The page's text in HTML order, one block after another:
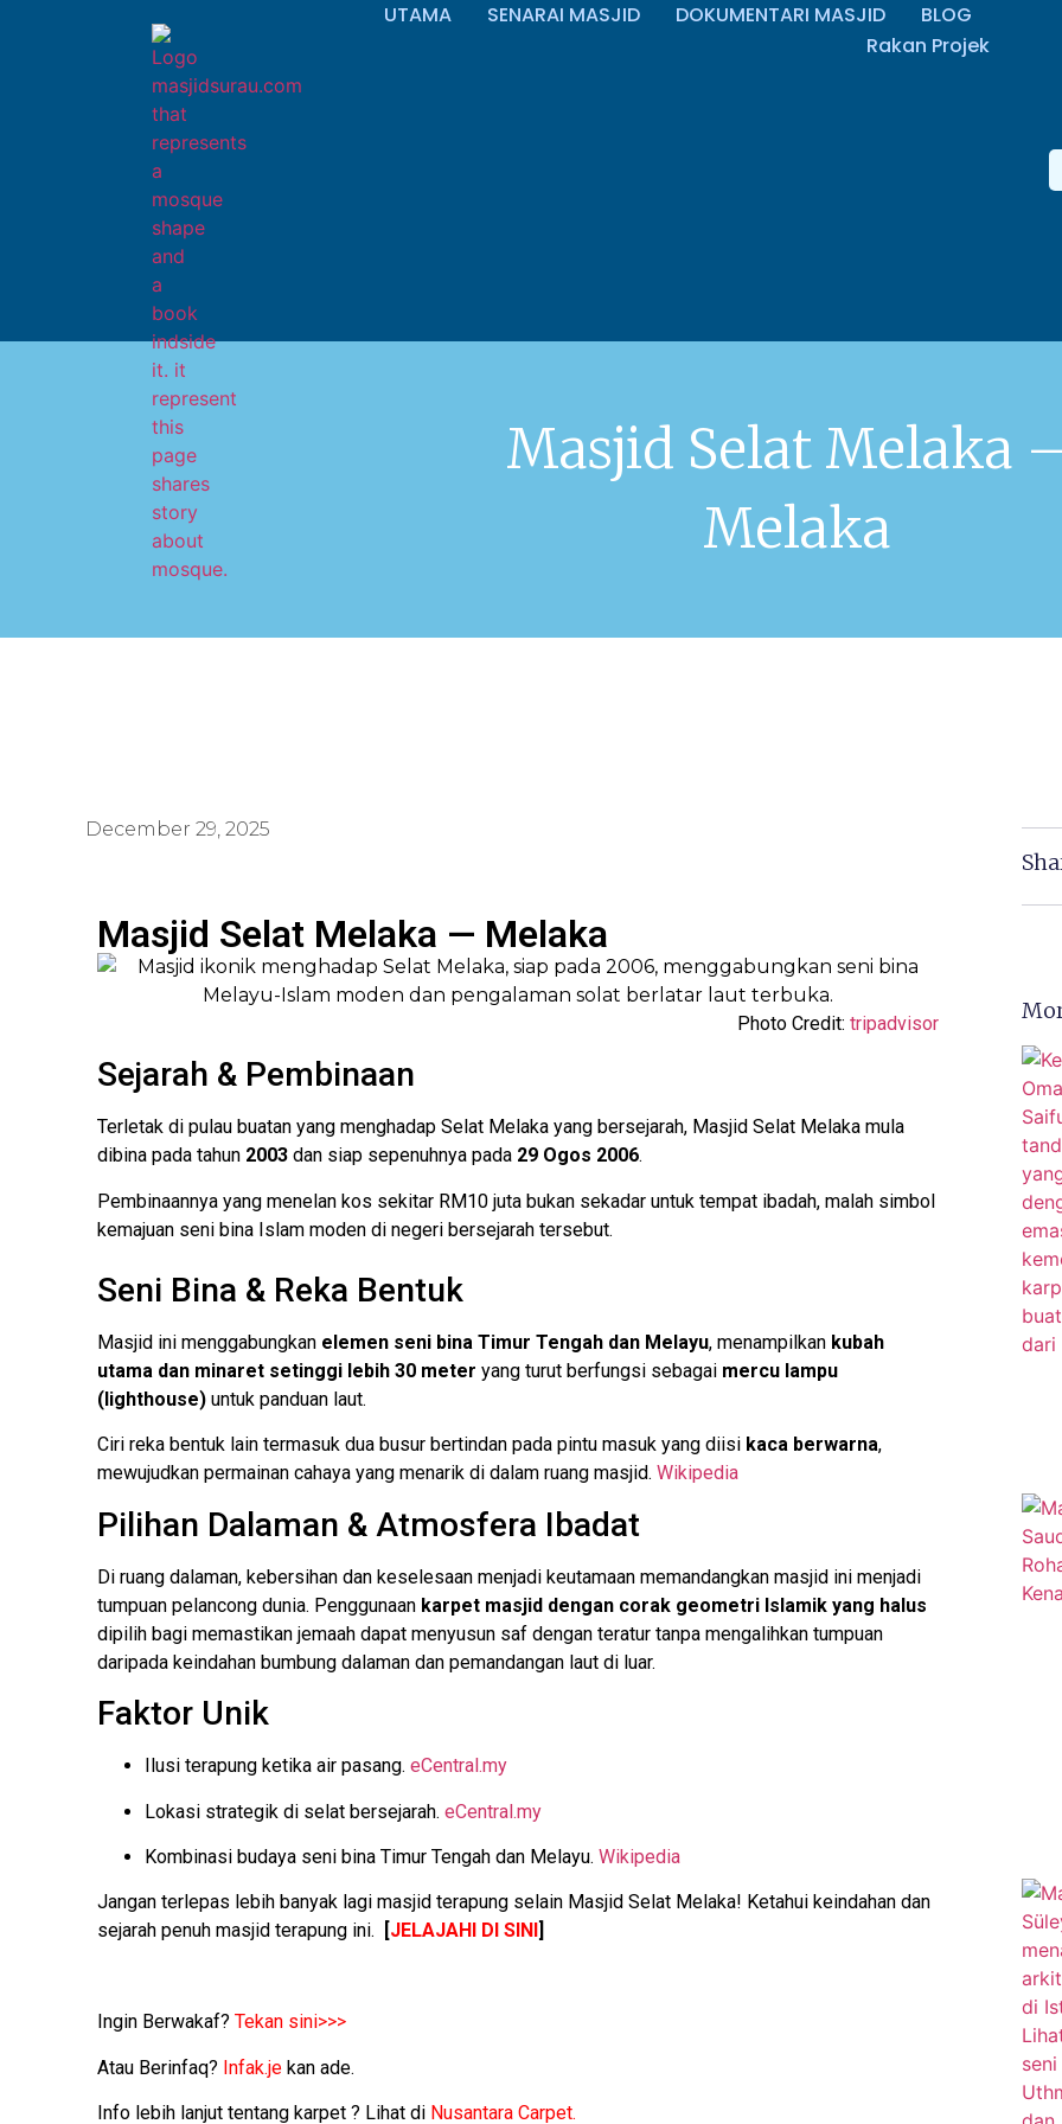
UTAMA SENARAI MASJID DOKUMENTARI MASJID
BLOG
Rakan Projek
Masjid Selat Melaka
Melaka
December 29, 2025
Masjid Selat Melaka — Melaka
Photo Credit: tripadvisor
Sejarah & Pembinaan
Terletak di pulau buatan yang menghadap Selat Melaka yang bersejarah, Masjid Selat Melaka mula
dibina pada tahun 2003 dan siap sepenuhnya pada 29 Ogos 2006.
Pembinaannya yang menelan kos sekitar RM10 juta bukan sekadar untuk tempat ibadah, malah simbol
kemajuan seni bina Islam moden di negeri bersejarah tersebut.
Seni Bina & Reka Bentuk
Masjid ini menggabungkan elemen seni bina Timur Tengah dan Melayu, menampilkan kubah
utama dan minaret setinggi lebih 30 meter yang turut berfungsi sebagai mercu lampu
(lighthouse) untuk panduan laut.
Ciri reka bentuk lain termasuk dua busur bertindan pada pintu masuk yang diisi kaca berwarna,
mewujudkan permainan cahaya yang menarik di dalam ruang masjid. Wikipedia
Pilihan Dalaman & Atmosfera Ibadat
Di ruang dalaman, kebersihan dan keselesaan menjadi keutamaan memandangkan masjid ini menjadi
tumpuan pelancong dunia. Penggunaan karpet masjid dengan corak geometri Islamik yang halus
dipilih bagi memastikan jemaah dapat menyusun saf dengan teratur tanpa mengalihkan tumpuan
daripada keindahan bumbung dalaman dan pemandangan laut di luar.
Faktor Unik
Ilusi terapung ketika air pasang. eCentral.my
Lokasi strategik di selat bersejarah. eCentral.my
Kombinasi budaya seni bina Timur Tengah dan Melayu. Wikipedia
Jangan terlepas lebih banyak lagi masjid terapung selain Masjid Selat Melaka! Ketahui keindahan dan
sejarah penuh masjid terapung ini.
JELAJAHI DI SINI
Ingin Berwakaf? Tekan sini>>>
Atau Berinfaq? Infak.je kan ade.
Info lebih lanjut tentang karpet ? Lihat di Nusantara Carpet.